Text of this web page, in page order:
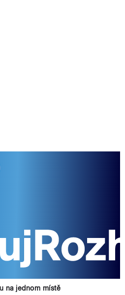
na jednom místě